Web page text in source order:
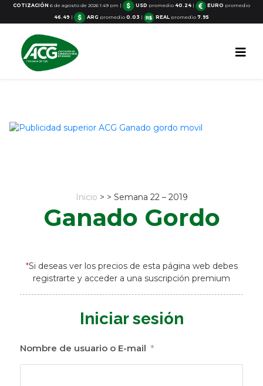
COTIZACIÓN 6 de agosto de 2026 1:49 pm | USD promedio 40.24 | EURO promedio
46.49 | ARG promedio 0.03 | REALpromedio 7.95
Inicio > > Semana 22 – 2019
Ganado Gordo
*Si deseas ver los precios de esta página web debes
registrarte y acceder a una suscripción premium
Iniciar sesión
Nombre de usuario o E-mail *